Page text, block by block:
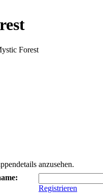
Forest
anzusehen.
Registrieren